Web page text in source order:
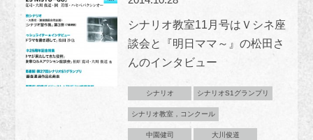
シナリオ教室11月号はＶシネ座
談会と『明日ママ～』の松田さ
んのインタビュー
シナリオ シナリオS1グランプリ
シナリオ教室，コンクール
中園健司 大川俊道